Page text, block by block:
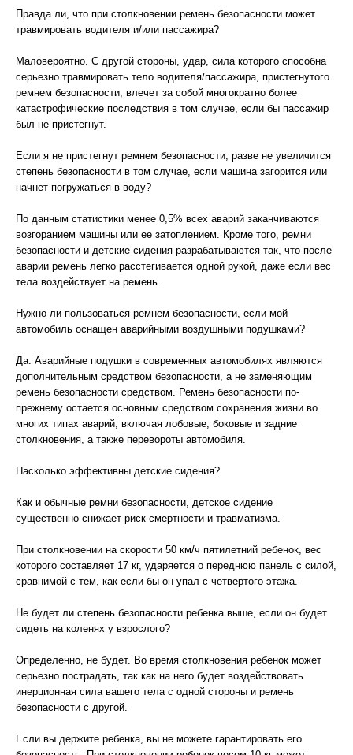
Правда ли, что при столкновении ремень безопасности может
травмировать водителя и/или пассажира?
Маловероятно. С другой стороны, удар, сила которого способна
серьезно травмировать тело водителя/пассажира, пристегнутого
ремнем безопасности, влечет за собой многократно более
катастрофические последствия в том случае, если бы пассажир
был не пристегнут.
Если я не пристегнут ремнем безопасности, разве не увеличится
степень безопасности в том случае, если машина загорится или
начнет погружаться в воду?
По данным статистики менее 0,5% всех аварий заканчиваются
возгоранием машины или ее затоплением. Кроме того, ремни
безопасности и детские сидения разрабатываются так, что после
аварии ремень легко расстегивается одной рукой, даже если вес
тела воздействует на ремень.
Нужно ли пользоваться ремнем безопасности, если мой
автомобиль оснащен аварийными воздушными подушками?
Да. Аварийные подушки в современных автомобилях являются
дополнительным средством безопасности, а не заменяющим
ремень безопасности средством. Ремень безопасности по-
прежнему остается основным средством сохранения жизни во
многих типах аварий, включая лобовые, боковые и задние
столкновения, а также перевороты автомобиля.
Насколько эффективны детские сидения?
Как и обычные ремни безопасности, детское сидение
существенно снижает риск смертности и травматизма.
При столкновении на скорости 50 км/ч пятилетний ребенок, вес
которого составляет 17 кг, ударяется о переднюю панель с силой,
сравнимой с тем, как если бы он упал с четвертого этажа.
Не будет ли степень безопасности ребенка выше, если он будет
сидеть на коленях у взрослого?
Определенно, не будет. Во время столкновения ребенок может
серьезно пострадать, так как на него будет воздействовать
инерционная сила вашего тела с одной стороны и ремень
безопасности с другой.
Если вы держите ребенка, вы не можете гарантировать его